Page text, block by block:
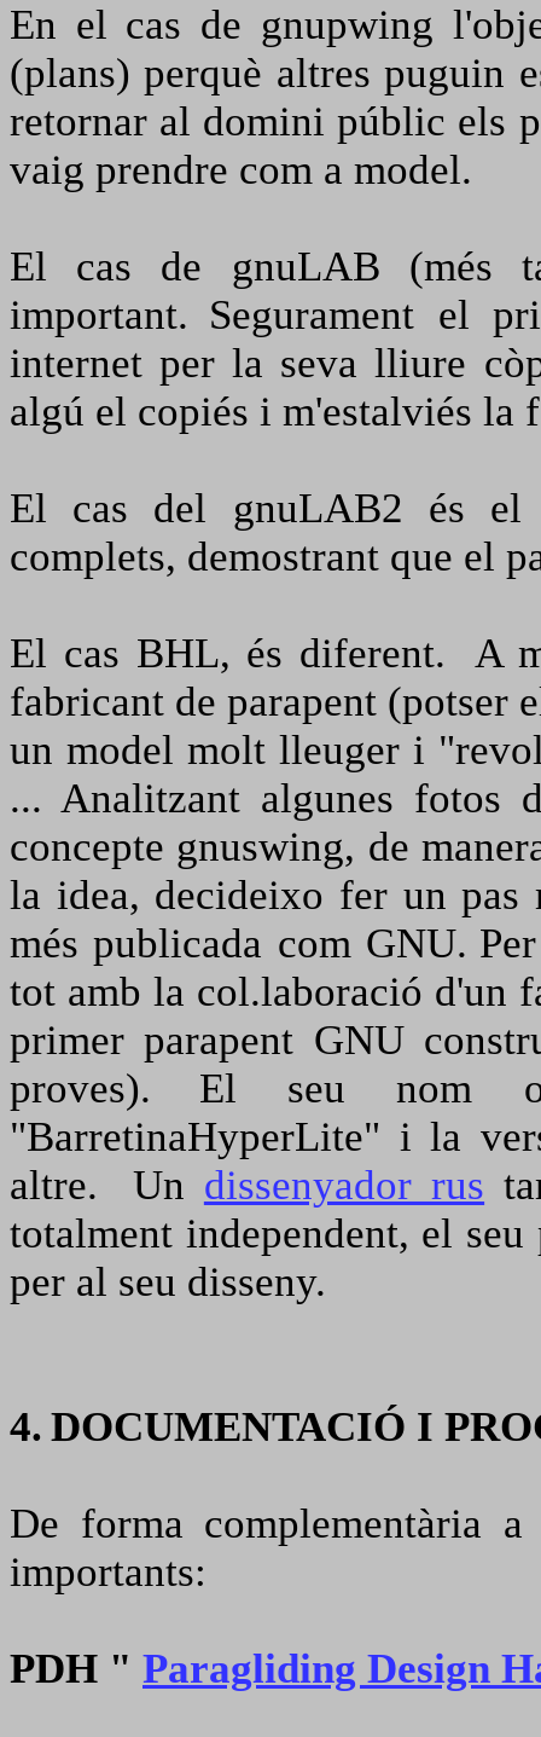
En el cas de gnupwing
(plans) perquè altres puguin
retornar al domini públic els
vaig prendre com a model.
El cas de gnuLAB (més
important. Segurament el
internet per la seva lliure
algú el copiés i m'estalviés la
El cas del gnuLAB2 és el
complets, demostrant que el
El cas BHL, és diferent.
A
fabricant de parapent (potser
un model molt lleuger i
... Analitzant algunes fotos
concepte gnuswing, de
la idea, decideixo fer un
més publicada com GNU.
tot amb la col.laboració d'un
primer parapent GNU
proves).
El seu nom
"BarretinaHyperLite" i la
altre.
Un dissenyador rus
totalment independent, el
per al seu disseny.
4. DOCUMENTACIÓ I
De forma complementària
importants:
PDH " Paragliding Design